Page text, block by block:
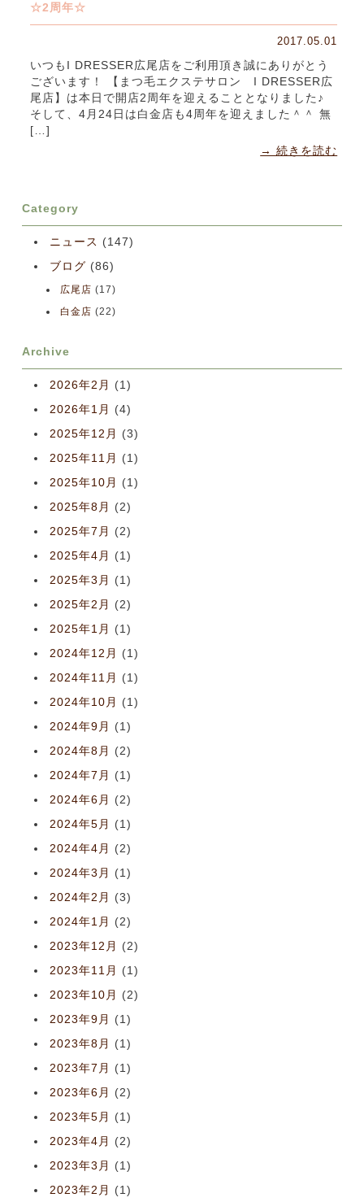
☆2周年☆
2017.05.01
いつもI DRESSER広尾店をご利用頂き誠にありがとう
ございます！ 【まつ毛エクステサロン I DRESSER広
尾店】は本日で開店2周年を迎えることとなりました♪
そして、4月24日は白金店も4周年を迎えました＾＾ 無
[…]
→ 続きを読む
Category
ニュース (147)
ブログ (86)
広尾店 (17)
白金店 (22)
Archive
2026年2月
(1)
2026年1月
(4)
2025年12月
(3)
2025年11月
(1)
2025年10月
(1)
2025年8月
(2)
2025年7月
(2)
2025年4月
(1)
2025年3月
(1)
2025年2月
(2)
2025年1月
(1)
2024年12月
(1)
2024年11月
(1)
2024年10月
(1)
2024年9月
(1)
2024年8月
(2)
2024年7月
(1)
2024年6月
(2)
2024年5月
(1)
2024年4月
(2)
2024年3月
(1)
2024年2月
(3)
2024年1月
(2)
2023年12月
(2)
2023年11月
(1)
2023年10月
(2)
2023年9月
(1)
2023年8月
(1)
2023年7月
(1)
2023年6月
(2)
2023年5月
(1)
2023年4月
(2)
2023年3月
(1)
2023年2月
(1)